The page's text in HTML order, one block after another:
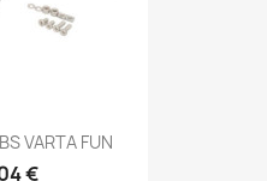
VARTA FUN
€